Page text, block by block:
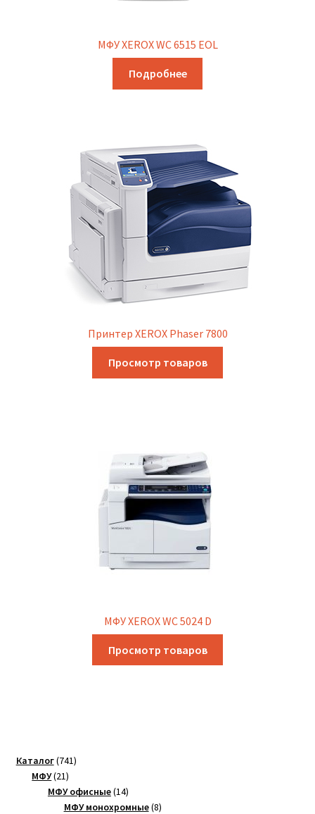
МФУ XEROX WC 6515 EOL
Подробнее
Принтер XEROX Phaser 7800
Просмотр товаров
МФУ XEROX WC 5024 D
Просмотр товаров
Каталог 741741
МФУ 2121
товар
МФУ офисные 1414
товаров
МФУ монохромные 88